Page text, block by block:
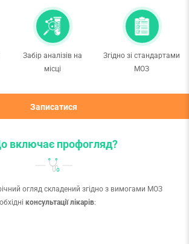
Забір аналізів на
місці
Згідно зі стандартами
МОЗ
Записатися
включає профогляд?
огляд складений згідно з вимогами МОЗ
консультації лікарів: